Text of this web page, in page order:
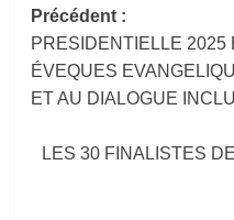
Navigation
d’article
Précédent :
PRESIDENTIELLE 2025
ÉVEQUES
ET AU DIALOGUE
LES 30 FINALISTES